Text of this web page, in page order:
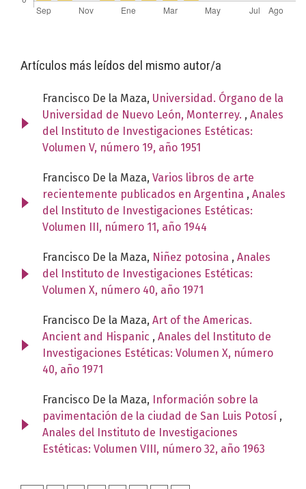
Artículos más leídos del mismo autor/a
Francisco De la Maza, Universidad. Órgano de la
Universidad de Nuevo León, Monterrey. , Anales
del Instituto de Investigaciones Estéticas:
Volumen V, número 19, año 1951
Francisco De la Maza, Varios libros de arte
recientemente publicados en Argentina , Anales
del Instituto de Investigaciones Estéticas:
Volumen III, número 11, año 1944
Francisco De la Maza, Niñez potosina , Anales
del Instituto de Investigaciones Estéticas:
Volumen X, número 40, año 1971
Francisco De la Maza, Art of the Americas.
Ancient and Hispanic , Anales del Instituto de
Investigaciones Estéticas: Volumen X, número
40, año 1971
Francisco De la Maza, Información sobre la
pavimentación de la ciudad de San Luis Potosí ,
Anales del Instituto de Investigaciones
Estéticas: Volumen VIII, número 32, año 1963